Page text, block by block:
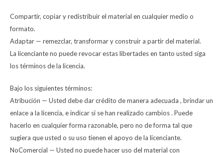
Compartir, copiar y redistribuir el material en cualquier medio o
formato.
Adaptar — remezclar, transformar y construir a partir del material.
La licenciante no puede revocar estas libertades en tanto usted siga
los términos de la licencia.
Bajo los siguientes términos:
Atribución — Usted debe dar crédito de manera adecuada , brindar un
enlace a la licencia, e indicar si se han realizado cambios . Puede
hacerlo en cualquier forma razonable, pero no de forma tal que
sugiera que usted o su uso tienen el apoyo de la licenciante.
NoComercial — Usted no puede hacer uso del material con